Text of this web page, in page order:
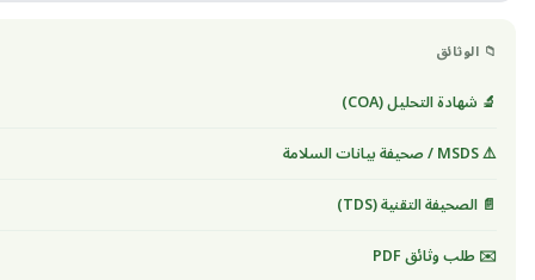
📁 الوثائق
🔬 شهادة التحليل (COA)
⚠️ MSDS / صحيفة بيانات السلامة
📄 الصحيفة التقنية (TDS)
✉️ طلب وثائق PDF